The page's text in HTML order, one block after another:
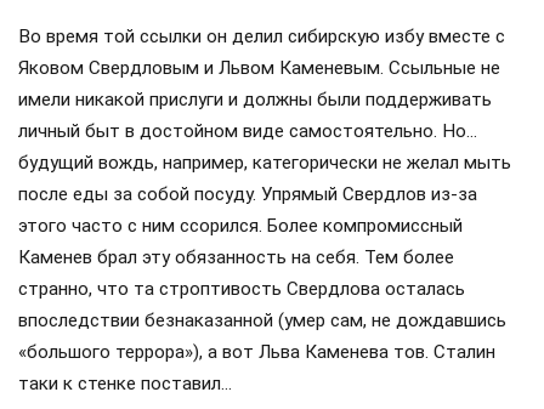
Во время той ссылки он делил сибирскую избу вместе с
Яковом Свердловым и Львом Каменевым. Ссыльные не
имели никакой прислуги и должны были поддерживать
личный быт в достойном виде самостоятельно. Но…
будущий вождь, например, категорически не желал мыть
после еды за собой посуду. Упрямый Свердлов из-за
этого часто с ним ссорился. Более компромиссный
Каменев брал эту обязанность на себя. Тем более
странно, что та строптивость Свердлова осталась
впоследствии безнаказанной (умер сам, не дождавшись
«большого террора»), а вот Льва Каменева тов. Сталин
таки к стенке поставил…